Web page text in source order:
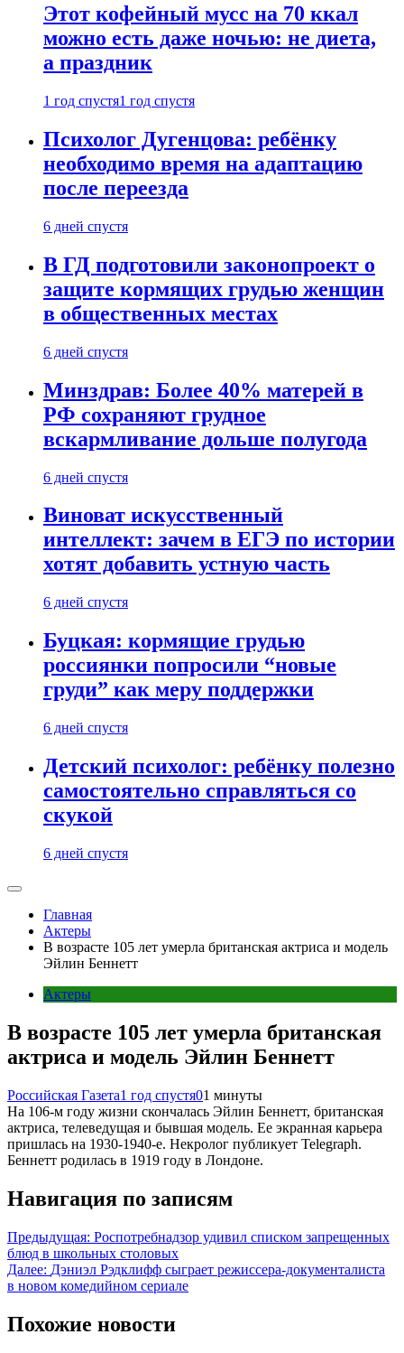
Этот кофейный мусс на 70 ккал
можно есть даже ночью: не диета,
а праздник
1 год спустя1 год спустя
Психолог Дугенцова: ребёнку
необходимо время на адаптацию
после переезда
6 дней спустя
В ГД подготовили законопроект о
защите кормящих грудью женщин
в общественных местах
6 дней спустя
Минздрав: Более 40% матерей в
РФ сохраняют грудное
вскармливание дольше полугода
6 дней спустя
Виноват искусственный
интеллект: зачем в ЕГЭ по истории
хотят добавить устную часть
6 дней спустя
Буцкая: кормящие грудью
россиянки попросили “новые
груди” как меру поддержки
6 дней спустя
Детский психолог: ребёнку полезно
самостоятельно справляться со
скукой
6 дней спустя
Главная
Актеры
В возрасте 105 лет умерла британская актриса и модель
Эйлин Беннетт
Актеры
В возрасте 105 лет умерла британская
актриса и модель Эйлин Беннетт
Российская Газета1 год спустя01 минуты
На 106-м году жизни скончалась Эйлин Беннетт, британская
актриса, телеведущая и бывшая модель. Ее экранная карьера
пришлась на 1930-1940-е. Некролог публикует Telegraph.
Беннетт родилась в 1919 году в Лондоне.
Навигация по записям
Предыдущая: Роспотребнадзор удивил списком запрещенных
блюд в школьных столовых
Далее: Дэниэл Рэдклифф сыграет режиссера-документалиста
в новом комедийном сериале
Похожие новости